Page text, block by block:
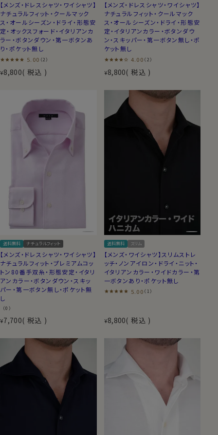
【メンズ・ドレスシャツ・ワイシャツ】
ナチュラルフィット・クールマック
ス・オールシーズン・ドライ・形態安
定・オックスフォード・イタリアンカ
ラー・ボタンダウン・第一ボタンあ
り・ポケット無し
5.00 （2）
¥8,800 税込
【メンズ・ドレスシャツ・ワイシャツ】
ナチュラルフィット・クールマック
ス・オールシーズン・ドライ・形態安
定・イタリアンカラー・ボタンダウ
ン・スキッパー・第一ボタン無し・ポ
ケット無し
4.00 （2）
¥8,800 税込
送料無料 ナチュラルフィット
【メンズ・ドレスシャツ・ワイシャツ】
ナチュラルフィット・プレミアムコッ
トン80番手双糸・形態安定・イタリ
アンカラー・ボタンダウン・スキッ
パー・第一ボタン無し・ポケット無
し
（0）
¥7,700 税込
送料無料 スリム
【メンズ・ワイシャツ】スリムストレ
ッチ・ノンアイロン・ドライ・ニット・
イタリアンカラー・ワイドカラー・第
一ボタンあり・ポケット無し
5.00 （1）
¥8,800 税込